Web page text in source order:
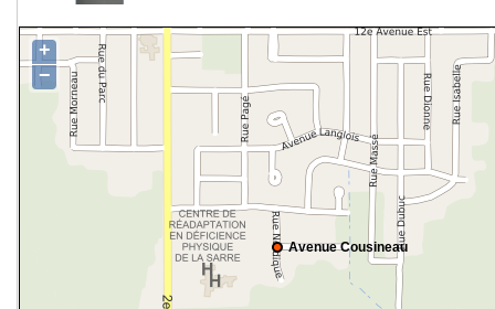
Avenue Cousineau
+
−